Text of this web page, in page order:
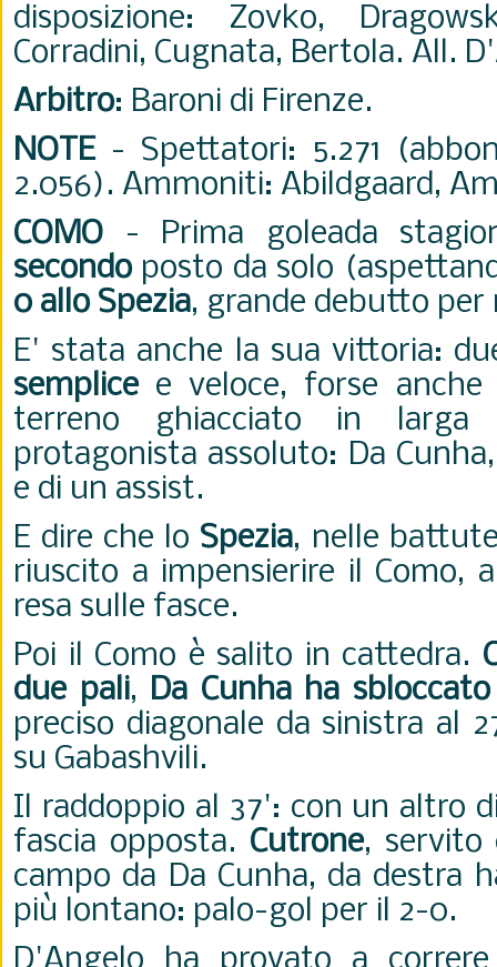
disposizione: Zovko,
Corradini, Cugnata, Bertola. All.
Arbitro: Baroni di Firenze.
NOTE - Spettatori: 5.271
2.056). Ammoniti: Abildgaard,
COMO - Prima goleada
secondoposto da solo
0 allo Spezia, grande debutto
E' stata anche la sua vittoria:
semplicee veloce, forse anche
terreno ghiacciato in
protagonista assoluto: Da
e di un assist.
E dire che lo Spezia, nelle
riuscito a impensierire il Como,
resa sulle fasce.
Poi il Como è salito in cattedra.
due pali, Da Cunha ha
preciso diagonale da sinistra al
su Gabashvili.
Il raddoppio al 37': con un altro
fascia opposta. Cutrone, servito
campo da Da Cunha, da destra
più lontano: palo-gol per il 2-0.